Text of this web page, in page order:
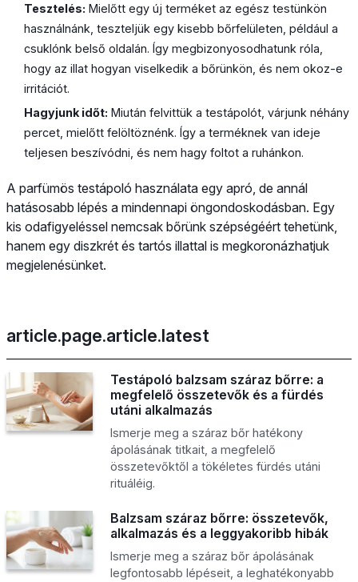
Tesztelés: Mielőtt egy új terméket az egész testünkön
használnánk, teszteljük egy kisebb bőrfelületen, például a
csuklónk belső oldalán. Így megbizonyosodhatunk róla,
hogy az illat hogyan viselkedik a bőrünkön, és nem okoz-e
irritációt.
Hagyjunk időt: Miután felvittük a testápolót, várjunk néhány
percet, mielőtt felöltöznénk. Így a terméknek van ideje
teljesen beszívódni, és nem hagy foltot a ruhánkon.
A parfümös testápoló használata egy apró, de annál
hatásosabb lépés a mindennapi öngondoskodásban. Egy
kis odafigyeléssel nemcsak bőrünk szépségéért tehetünk,
hanem egy diszkrét és tartós illattal is megkoronázhatjuk
megjelenésünket.
article.page.article.latest
Testápoló balzsam száraz bőrre: a
megfelelő összetevők és a fürdés
utáni alkalmazás
Ismerje meg a száraz bőr hatékony
ápolásának titkait, a megfelelő
összetevőktől a tökéletes fürdés utáni
rituáléig.
Balzsam száraz bőrre: összetevők,
alkalmazás és a leggyakoribb hibák
Ismerje meg a száraz bőr ápolásának
legfontosabb lépéseit, a leghatékonyabb